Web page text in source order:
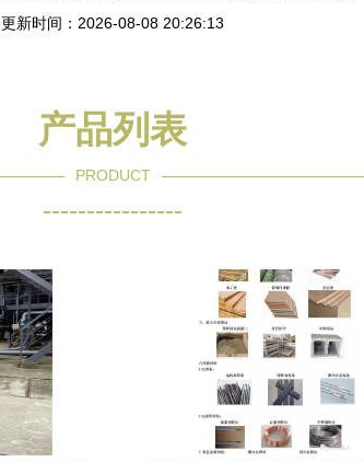
更新时间：2026-08-08 20:26:13
产品列表
PRODUCT
----------------